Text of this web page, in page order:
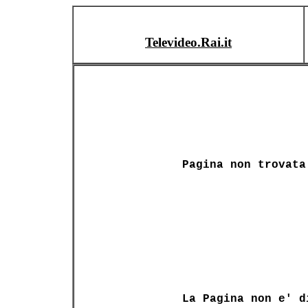
Televideo.Rai.it
Pagina non trovata
La Pagina non e'